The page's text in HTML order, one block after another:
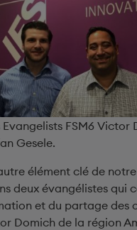
Evangelists FSM6 Victor
Gesele.
élément clé de
deux évangélistes qui
et du partage des
Domich de la région